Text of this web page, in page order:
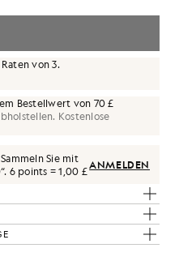
von 3.
Bestellwert von 70 £
Kostenlose
Sie mit
“. 6 points = 1,00 £ANMELDEN